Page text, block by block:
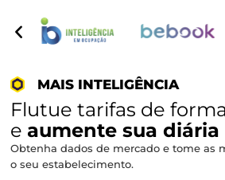
Central de Reservas
⬡Programa de Fidelidade ⬡
Transforme suas vendas diretas
vendas.
QUERO UMA DEMONSTRAÇÃO